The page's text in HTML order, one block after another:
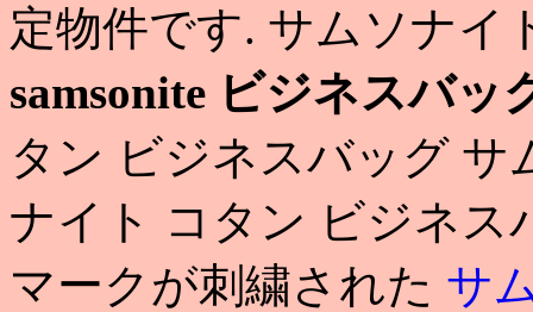
定物件です. サムソナイ
samsonite ビジネスバッ
タン ビジネスバッグ サ
ナイト コタン ビジネス
マークが刺繍された サ